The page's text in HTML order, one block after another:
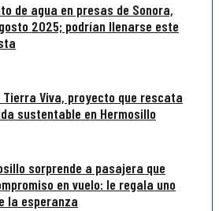
de agua en presas de Sonora,
2025; podrían llenarse este
Viva, proyecto que rescata
sustentable en Hermosillo
sorprende a pasajera que
en vuelo: le regala uno
la esperanza